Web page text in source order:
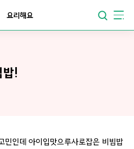
요리해요
!
민인데 아이입맛으루사로잡은 비빔밥